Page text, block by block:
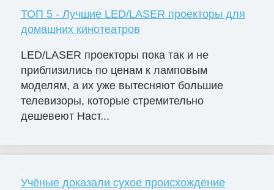
ТОП 5 - Лучшие LED/LASER проекторы для
домашних кинотеатров
LED/LASER проекторы пока так и не
приблизились по ценам к ламповым
моделям, а их уже вытесняют большие
телевизоры, которые стремительно
дешевеют Наст...
Учёные доказали сухое происхождение